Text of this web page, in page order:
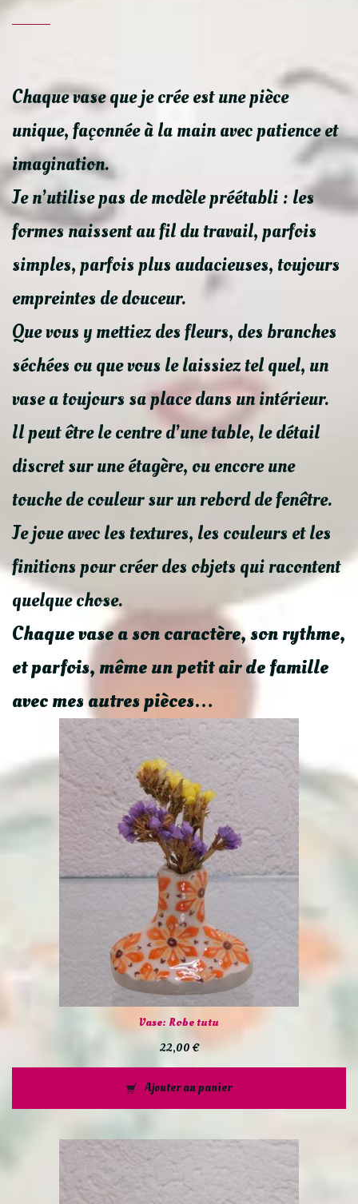
Chaque vase que je crée est une pièce
unique, façonnée à la main avec patience et
imagination.
Je n’utilise pas de modèle préétabli : les
formes naissent au fil du travail, parfois
simples, parfois plus audacieuses, toujours
empreintes de douceur.
Que vous y mettiez des fleurs, des branches
séchées ou que vous le laissiez tel quel, un
vase a toujours sa place dans un intérieur.
Il peut être le centre d’une table, le détail
discret sur une étagère, ou encore une
touche de couleur sur un rebord de fenêtre.
Je joue avec les textures, les couleurs et les
finitions pour créer des objets qui racontent
quelque chose.
Chaque vase a son caractère, son rythme,
et parfois, même un petit air de famille
avec mes autres pièces…
Vase: Robe tutu
22,00€
Ajouter au panier